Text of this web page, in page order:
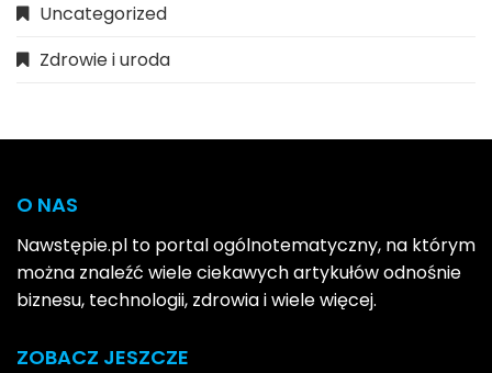
Uncategorized
Zdrowie i uroda
O NAS
Nawstępie.pl to portal ogólnotematyczny, na którym
można znaleźć wiele ciekawych artykułów odnośnie
biznesu, technologii, zdrowia i wiele więcej.
ZOBACZ JESZCZE